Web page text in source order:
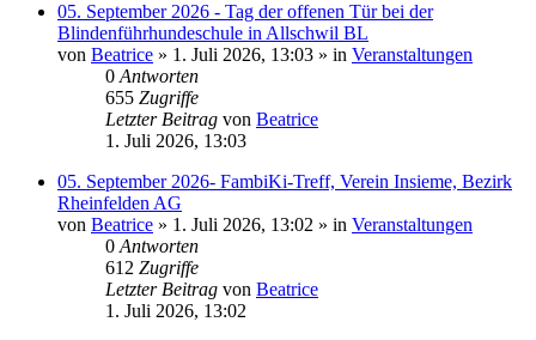
05. September 2026 - Tag der offenen Tür bei der
Blindenführhundeschule in Allschwil BL
von Beatrice » 1. Juli 2026, 13:03 » in Veranstaltungen
0 Antworten
655 Zugriffe
Letzter Beitrag von Beatrice
1. Juli 2026, 13:03
05. September 2026- FambiKi-Treff, Verein Insieme, Bezirk
Rheinfelden AG
von Beatrice » 1. Juli 2026, 13:02 » in Veranstaltungen
0 Antworten
612 Zugriffe
Letzter Beitrag von Beatrice
1. Juli 2026, 13:02